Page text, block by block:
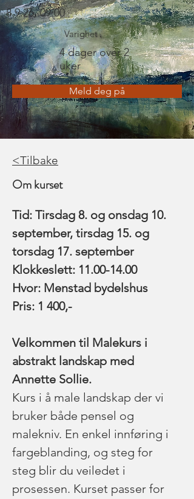
8.9.26, 09:00
Varighet
4 dager over 2
uker
Meld deg på
<Tilbake
Om kurset
Tid: Tirsdag 8. og onsdag 10.
september, tirsdag 15. og
torsdag 17. september
Klokkeslett: 11.00-14.00
Hvor: Menstad bydelshus
Pris: 1 400,-
Velkommen til Malekurs i
abstrakt landskap med
Annette Sollie.
Kurs i å male landskap der vi
bruker både pensel og
malekniv. En enkel innføring i
fargeblanding, og steg for
steg blir du veiledet i
prosessen. Kurset passer for